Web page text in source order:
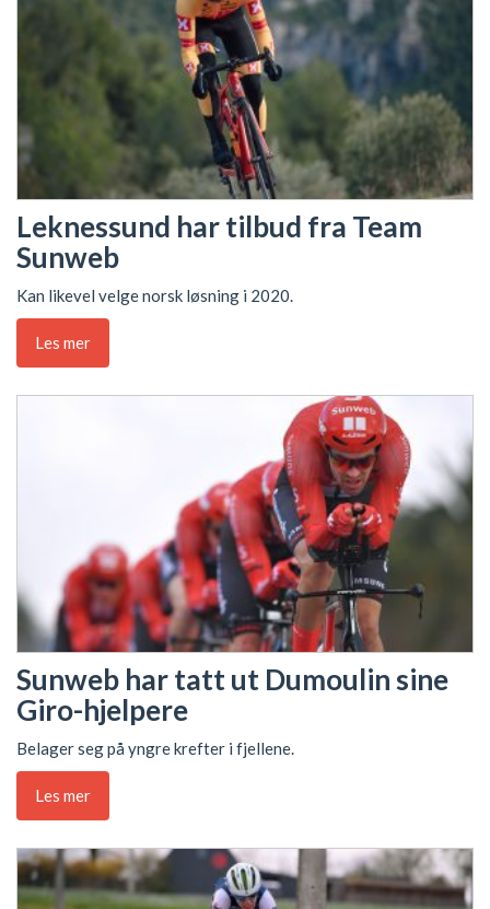
Leknessund har tilbud fra Team
Sunweb
Kan likevel velge norsk løsning i 2020.
Les mer
Sunweb har tatt ut Dumoulin sine
Giro-hjelpere
Belager seg på yngre krefter i fjellene.
Les mer